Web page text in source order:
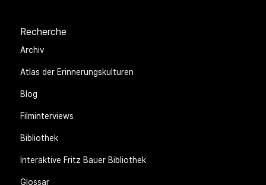
Recherche
Archiv
Atlas der Erinnerungskulturen
Blog
Filminterviews
Bibliothek
Interaktive Fritz Bauer Bibliothek
Glossar